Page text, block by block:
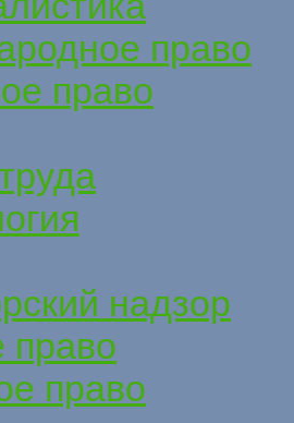
право
право
надзор
право
право